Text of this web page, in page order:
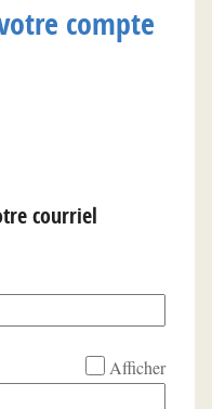
compte
courriel
Afficher